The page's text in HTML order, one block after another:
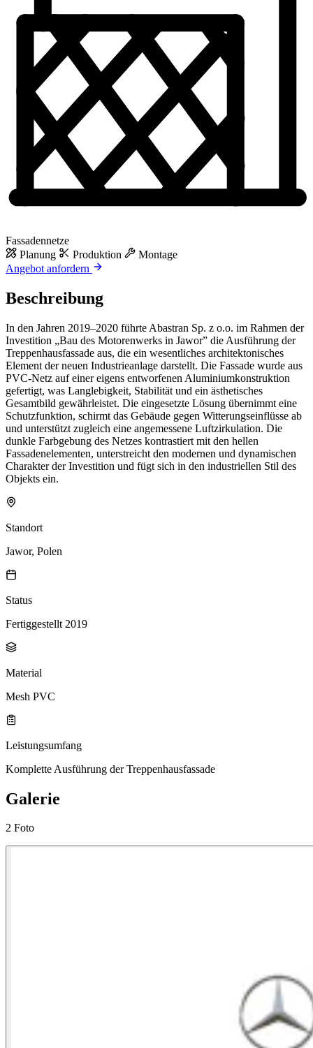
Fassadennetze
Planung
Produktion
Montage
Angebot anfordern
Beschreibung
In den Jahren 2019–2020 führte Abastran Sp. z o.o. im Rahmen der
Investition „Bau des Motorenwerks in Jawor” die Ausführung der
Treppenhausfassade aus, die ein wesentliches architektonisches
Element der neuen Industrieanlage darstellt. Die Fassade wurde aus
PVC-Netz auf einer eigens entworfenen Aluminiumkonstruktion
gefertigt, was Langlebigkeit, Stabilität und ein ästhetisches
Gesamtbild gewährleistet. Die eingesetzte Lösung übernimmt eine
Schutzfunktion, schirmt das Gebäude gegen Witterungseinflüsse ab
und unterstützt zugleich eine angemessene Luftzirkulation. Die
dunkle Farbgebung des Netzes kontrastiert mit den hellen
Fassadenelementen, unterstreicht den modernen und dynamischen
Charakter der Investition und fügt sich in den industriellen Stil des
Objekts ein.
Standort
Jawor, Polen
Status
Fertiggestellt 2019
Material
Mesh PVC
Leistungsumfang
Komplette Ausführung der Treppenhausfassade
Galerie
2 Foto